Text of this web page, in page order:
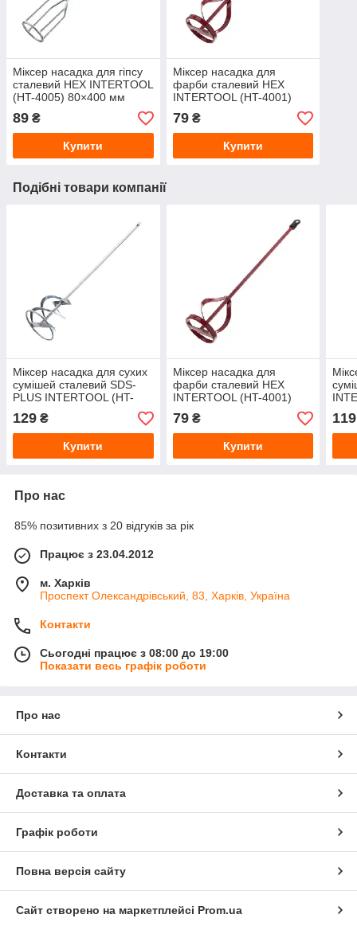
Міксер насадка для гіпсу
сталевий HEX INTERTOOL
(HT-4005) 80×400 мм
89 ₴
Купити
Міксер насадка для
фарби сталевий HEX
INTERTOOL (HT-4001)
80×400 мм
79₴
Купити
Подібні товари компанії
Міксер насадка для сухих
сумішей сталевий SDS-
PLUS INTERTOOL (HT-
129 ₴
Купити
Міксер насадка для
фарби сталевий HEX
INTERTOOL (HT-4001)
79₴
Купити
119
Про нас
85% позитивних з 20 відгуків за рік
Працює з 23.04.2012
м. Харків
Проспект Олександрівський, 83, Харків, Україна
Контакти
Сьогодні працює з 08:00 до 19:00
Показати весь графік роботи
Про нас
Контакти
Доставка та оплата
Графік роботи
Повна версія сайту
Сайт створено на маркетплейсі Prom.ua